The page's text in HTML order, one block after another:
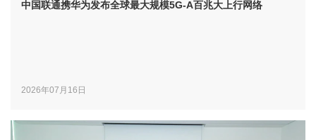
中国联通携华为发布全球最大规模5G-A百兆大上行网络
2026年07月16日